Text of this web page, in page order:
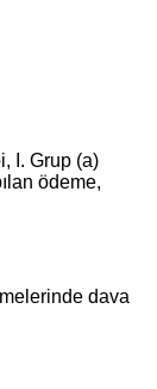
I. Grup (a)
ödeme,
dava